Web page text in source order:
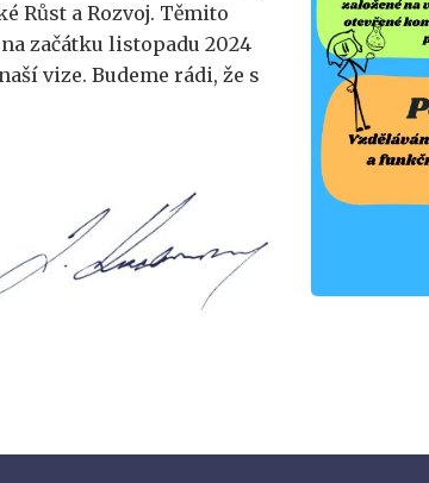
Růst a Rozvoj. Těmito
začátku listopadu 2024
vize. Budeme rádi, že s